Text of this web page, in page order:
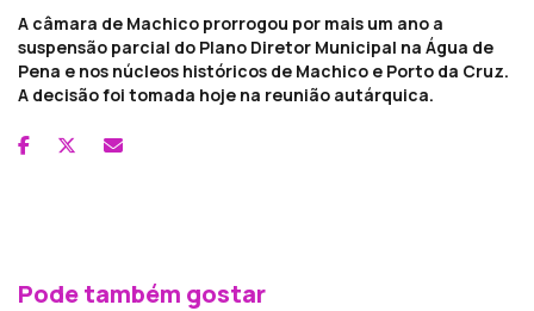
A câmara de Machico prorrogou por mais um ano a
suspensão parcial do Plano Diretor Municipal na Água de
Pena e nos núcleos históricos de Machico e Porto da Cruz.
A decisão foi tomada hoje na reunião autárquica.
Pode também gostar